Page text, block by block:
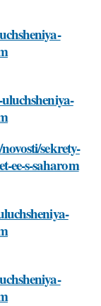
sekrety-
ee-s-saharom